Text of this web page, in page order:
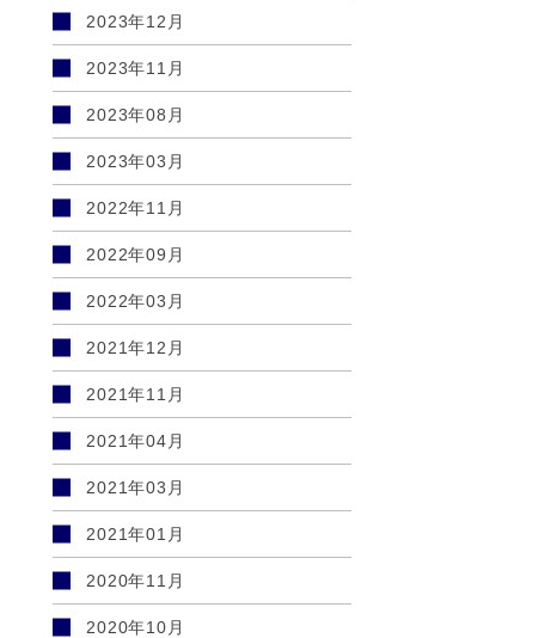
2023年12月
2023年11月
2023年08月
2023年03月
2022年11月
2022年09月
2022年03月
2021年12月
2021年11月
2021年04月
2021年03月
2021年01月
2020年11月
2020年10月